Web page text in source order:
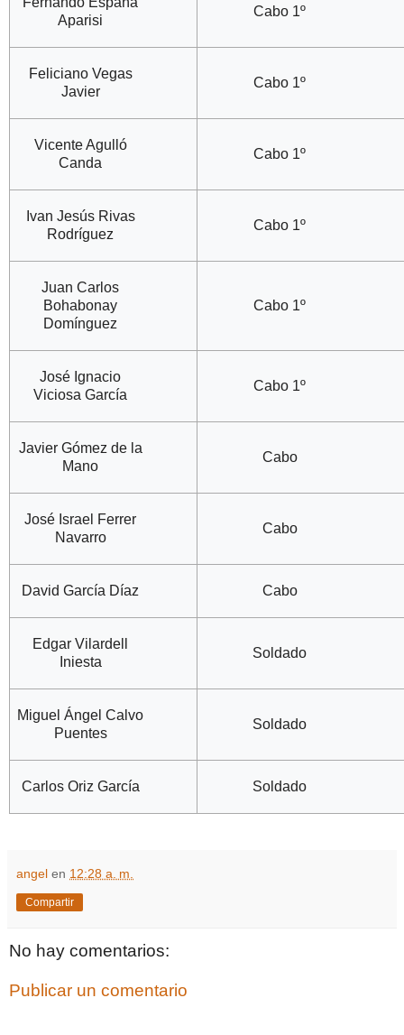
Aparisi
Cabo 1º
Feliciano Vegas
Javier
Cabo 1º
Vicente Agulló
Canda
Cabo 1º
Ivan Jesús Rivas
Rodríguez
Cabo 1º
Juan Carlos
Bohabonay
Domínguez
Cabo 1º
José Ignacio
Viciosa García
Cabo 1º
Javier Gómez de la
Mano
Cabo
José Israel Ferrer
Navarro
Cabo
David García Díaz Cabo
Edgar Vilardell
Iniesta
Soldado
Miguel Ángel Calvo
Puentes
Soldado
Carlos Oriz García Soldado
angel en 12:28 a. m.
Compartir
No hay comentarios:
Publicar un comentario